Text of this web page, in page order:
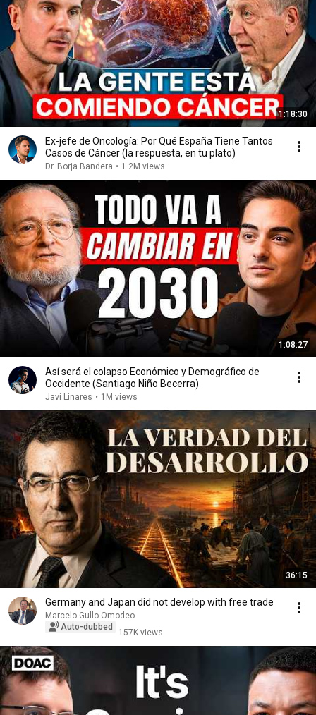
1:18:30
Ex-jefe de Oncología: Por Qué España Tiene Tantos
Casos de Cáncer (la respuesta, en tu plato)
Dr. Borja Bandera • 1.2M views
1:08:27
Así será el colapso Económico y Demográfico de
Occidente (Santiago Niño Becerra)
Javi Linares • 1M views
36:15
Germany and Japan did not develop with free trade
Marcelo Gullo Omodeo
Auto-dubbed
157K views